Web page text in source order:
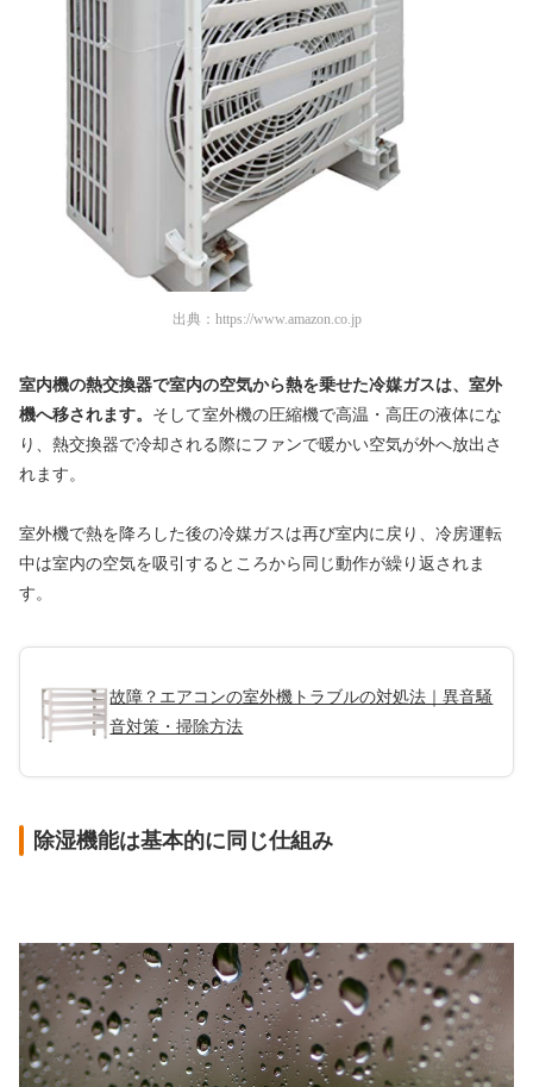
出典： https://www.amazon.co.jp
室内機の熱交換器で室内の空気から熱を乗せた冷媒ガスは、室外
機へ移されます。 そして室外機の圧縮機で高温・高圧の液体にな
り、熱交換器で冷却される際にファンで暖かい空気が外へ放出さ
れます。
室外機で熱を降ろした後の冷媒ガスは再び室内に戻り、冷房運転
中は室内の空気を吸引するところから同じ動作が繰り返されま
す。
故障？エアコンの室外機トラブルの対処法｜異音騒
音対策・掃除方法
除湿機能は基本的に同じ仕組み